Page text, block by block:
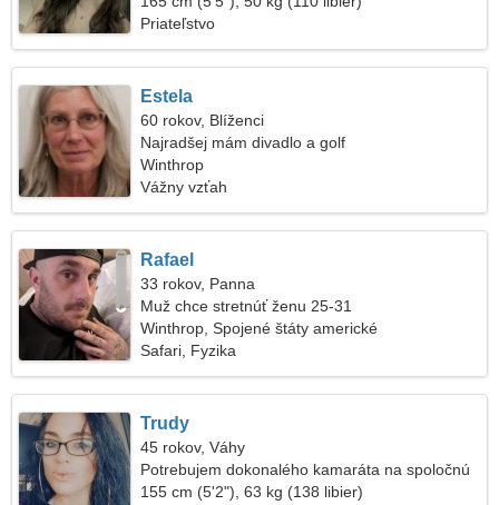
Priateľstvo
Estela
60 rokov, Blíženci
Najradšej mám divadlo a golf
Winthrop
Vážny vzťah
Rafael
33 rokov, Panna
Muž chce stretnúť ženu 25-31
Winthrop, Spojené štáty americké
Safari, Fyzika
Trudy
45 rokov, Váhy
Potrebujem dokonalého kamaráta na spoločnú
lyžovačku
155 cm (5'2"), 63 kg (138 libier)